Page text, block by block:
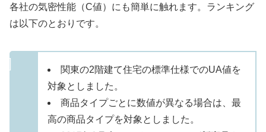
各社の気密性能（C値）にも簡単に触れます。ランキング
は以下のとおりです。
関東の2階建て住宅の標準仕様でのUA値を
対象としました。
商品タイプごとに数値が異なる場合は、最
高の商品タイプを対象としました。